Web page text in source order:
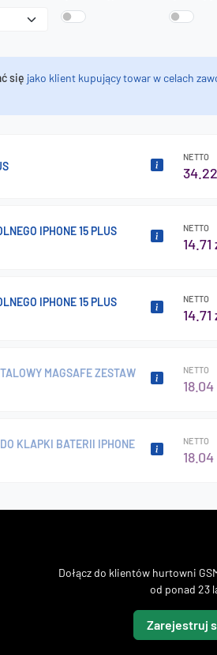
się jako klient kupujący towar w celach
NETTO
IPHONE 15 PLUS
NETTO
14.71
IPHONE 15 PLUS
NETTO
14.71
MAGSAFE ZESTAW
NETTO
18.04
KLAPKI BATERII IPHONE
NETTO
18.04
Dołącz do klientów hurtowni
od ponad 23
Zarejestruj